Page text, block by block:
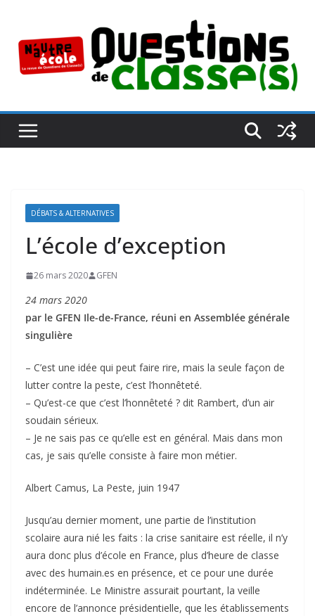
contenu
DÉBATS & ALTERNATIVES
L’école d’exception
26 mars 2020 GFEN
24 mars 2020
par le GFEN Ile-de-France, réuni en Assemblée générale
singulière
– C’est une idée qui peut faire rire, mais la seule façon de
lutter contre la peste, c’est l’honnêteté.
– Qu’est-ce que c’est l’honnêteté ? dit Rambert, d’un air
soudain sérieux.
– Je ne sais pas ce qu’elle est en général. Mais dans mon
cas, je sais qu’elle consiste à faire mon métier.
Albert Camus, La Peste, juin 1947
Jusqu’au dernier moment, une partie de l’institution
scolaire aura nié les faits : la crise sanitaire est réelle, il n’y
aura donc plus d’école en France, plus d’heure de classe
avec des humain.es en présence, et ce pour une durée
indéterminée. Le Ministre assurait pourtant, la veille
encore de l’annonce présidentielle, que les établissements